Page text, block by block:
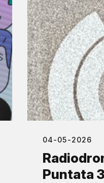
04-05-2026
Puntata